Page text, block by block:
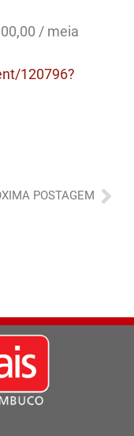
/ meia
120796?
POSTAGEM